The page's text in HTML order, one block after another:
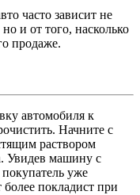
часто зависит не
и от того, насколько
продаже.
автомобиля к
Начните с
раствором
Увидев машину с
уже
покладист при